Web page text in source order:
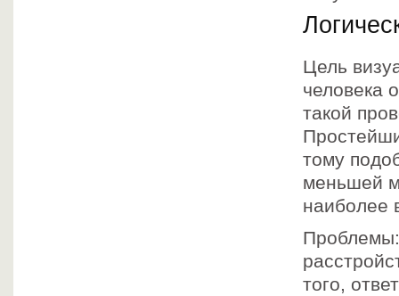
Цель
человека
такой
тому
меньшей
наиболее
Проблемы:
того,